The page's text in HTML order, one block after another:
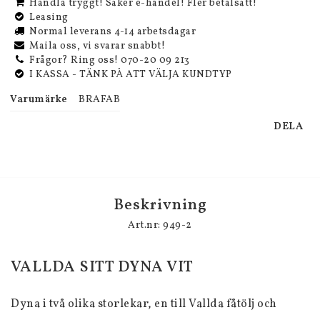
Handla tryggt! Säker e-handel! Fler betalsätt!
Leasing
Normal leverans 4-14 arbetsdagar
Maila oss, vi svarar snabbt!
Frågor? Ring oss! 070-20 09 213
I KASSA - TÄNK PÅ ATT VÄLJA KUNDTYP
Varumärke
BRAFAB
DELA
Beskrivning
Art.nr: 949-2
VALLDA SITT DYNA VIT
Dyna i två olika storlekar, en till Vallda fåtölj och